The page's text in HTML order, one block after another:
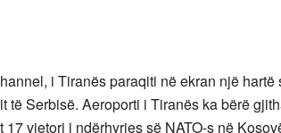
i Tiranës paraqiti në ekran një hartë
të Serbisë. Aeroporti i Tiranës ka bërë
vjetori i ndërhyrjes së NATO-s në